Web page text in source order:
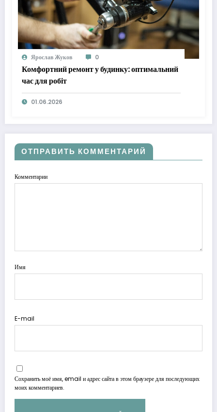
Ярослав Жуков 0
Комфортний ремонт у будинку: оптимальний
час для робіт
01.06.2026
ОТПРАВИТЬ КОММЕНТАРИЙ
Комментарии
Имя
E-mail
Сохранить моё имя, email и адрес сайта в этом браузере для последующих
моих комментариев.